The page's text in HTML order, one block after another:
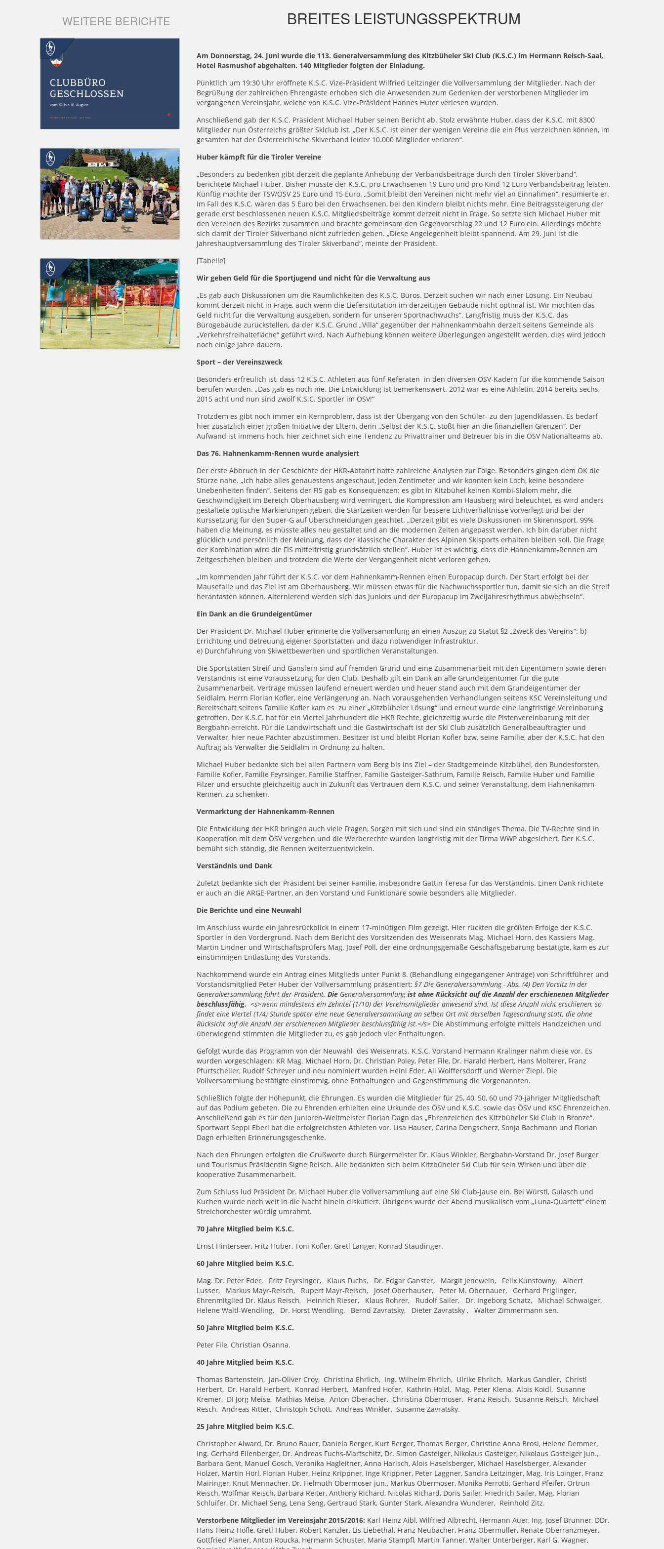
BREITES LEISTUNGSSPEKTRUM
Am Donnerstag, 24. Juni wurde die 113. Generalversammlung des Kitzbüheler Ski Club (K.S.C.) im Hermann Reisch-Saal,
Hotel Rasmushof abgehalten. 140 Mitglieder folgten der Einladung.
Pünktlich um 19:30 Uhr eröffnete K.S.C. Vize-Präsident Wilfried Leitzinger die Vollversammlung der Mitglieder. Nach der
Begrüßung der zahlreichen Ehrengäste erhoben sich die Anwesenden zum Gedenken der verstorbenen Mitglieder im
vergangenen Vereinsjahr, welche von K.S.C. Vize-Präsident Hannes Huter verlesen wurden.
Anschließend gab der K.S.C. Präsident Michael Huber seinen Bericht ab. Stolz erwähnte Huber, dass der K.S.C. mit 8300
Mitglieder nun Österreichs größter Skiclub ist. „Der K.S.C. ist einer der wenigen Vereine die ein Plus verzeichnen können, im
gesamten hat der Österreichische Skiverband leider 10.000 Mitglieder verloren“.
Huber kämpft für die Tiroler Vereine
„Besonders zu bedenken gibt derzeit die geplante Anhebung der Verbandsbeiträge durch den Tiroler Skiverband“,
berichtete Michael Huber. Bisher musste der K.S.C. pro Erwachsenen 19 Euro und pro Kind 12 Euro Verbandsbeitrag leisten.
Künftig möchte der TSV/ÖSV 25 Euro und 15 Euro. „Somit bleibt den Vereinen nicht mehr viel an Einnahmen“, resümierte er.
Im Fall des K.S.C. wären das 5 Euro bei den Erwachsenen, bei den Kindern bleibt nichts mehr. Eine Beitragssteigerung der
gerade erst beschlossenen neuen K.S.C. Mitgliedsbeiträge kommt derzeit nicht in Frage. So setzte sich Michael Huber mit
den Vereinen des Bezirks zusammen und brachte gemeinsam den Gegenvorschlag 22 und 12 Euro ein. Allerdings möchte
sich damit der Tiroler Skiverband nicht zufrieden geben. „Diese Angelegenheit bleibt spannend. Am 29. Juni ist die
Jahreshauptversammlung des Tiroler Skiverband“, meinte der Präsident.
[Tabelle]
Wir geben Geld für die Sportjugend und nicht für die Verwaltung aus
„Es gab auch Diskussionen um die Räumlichkeiten des K.S.C. Büros. Derzeit suchen wir nach einer Lösung. Ein Neubau
kommt derzeit nicht in Frage, auch wenn die Liefersitutation im derzeitigen Gebäude nicht optimal ist. Wir möchten das
Geld nicht für die Verwaltung ausgeben, sondern für unseren Sportnachwuchs“. Langfristig muss der K.S.C. das
Bürogebäude zurückstellen, da der K.S.C. Grund „Villa“ gegenüber der Hahnenkammbahn derzeit seitens Gemeinde als
„Verkehrsfreihaltefläche“ geführt wird. Nach Aufhebung können weitere Überlegungen angestellt werden, dies wird jedoch
noch einige Jahre dauern.
Sport – der Vereinszweck
Besonders erfreulich ist, dass 12 K.S.C. Athleten aus fünf Referaten in den diversen ÖSV-Kadern für die kommende Saison
berufen wurden. „Das gab es noch nie. Die Entwicklung ist bemerkenswert. 2012 war es eine Athletin, 2014 bereits sechs,
2015 acht und nun sind zwölf K.S.C. Sportler im ÖSV!“
Trotzdem es gibt noch immer ein Kernproblem, dass ist der Übergang von den Schüler- zu den Jugendklassen. Es bedarf
hier zusätzlich einer großen Initiative der Eltern, denn „Selbst der K.S.C. stößt hier an die finanziellen Grenzen“. Der
Aufwand ist immens hoch, hier zeichnet sich eine Tendenz zu Privattrainer und Betreuer bis in die ÖSV Nationalteams ab.
Das 76. Hahnenkamm-Rennen wurde analysiert
Der erste Abbruch in der Geschichte der HKR-Abfahrt hatte zahlreiche Analysen zur Folge. Besonders gingen dem OK die
Stürze nahe. „Ich habe alles genauestens angeschaut, jeden Zentimeter und wir konnten kein Loch, keine besondere
Unebenheiten finden“. Seitens der FIS gab es Konsequenzen: es gibt in Kitzbühel keinen Kombi-Slalom mehr, die
Geschwindigkeit im Bereich Oberhausberg wird verringert, die Kompression am Hausberg wird beleuchtet, es wird anders
gestaltete optische Markierungen geben, die Startzeiten werden für bessere Lichtverhältnisse vorverlegt und bei der
Kurssetzung für den Super-G auf Überschneidungen geachtet. „Derzeit gibt es viele Diskussionen im Skirennsport. 99%
haben die Meinung, es müsste alles neu gestaltet und an die modernen Zeiten angepasst werden. Ich bin darüber nicht
glücklich und persönlich der Meinung, dass der klassische Charakter des Alpinen Skisports erhalten bleiben soll. Die Frage
der Kombination wird die FIS mittelfristig grundsätzlich stellen“. Huber ist es wichtig, dass die Hahnenkamm-Rennen am
Zeitgeschehen bleiben und trotzdem die Werte der Vergangenheit nicht verloren gehen.
„Im kommenden Jahr führt der K.S.C. vor dem Hahnenkamm-Rennen einen Europacup durch. Der Start erfolgt bei der
Mausefalle und das Ziel ist am Oberhausberg. Wir müssen etwas für die Nachwuchssportler tun, damit sie sich an die Streif
herantasten können. Alternierend werden sich das Juniors und der Europacup im Zweijahresrhythmus abwechseln“.
Ein Dank an die Grundeigentümer
Der Präsident Dr. Michael Huber erinnerte die Vollversammlung an einen Auszug zu Statut §2 „Zweck des Vereins“: b)
Errichtung und Betreuung eigener Sportstätten und dazu notwendiger Infrastruktur.
e) Durchführung von Skiwettbewerben und sportlichen Veranstaltungen.
Die Sportstätten Streif und Ganslern sind auf fremden Grund und eine Zusammenarbeit mit den Eigentümern sowie deren
Verständnis ist eine Voraussetzung für den Club. Deshalb gilt ein Dank an alle Grundeigentümer für die gute
Zusammenarbeit. Verträge müssen laufend erneuert werden und heuer stand auch mit dem Grundeigentümer der
Seidlalm, Herrn Florian Kofler, eine Verlängerung an. Nach vorausgehenden Verhandlungen seitens KSC Vereinsleitung und
Bereitschaft seitens Familie Kofler kam es zu einer „Kitzbüheler Lösung“ und erneut wurde eine langfristige Vereinbarung
getroffen. Der K.S.C. hat für ein Viertel Jahrhundert die HKR Rechte, gleichzeitig wurde die Pistenvereinbarung mit der
Bergbahn erreicht. Für die Landwirtschaft und die Gastwirtschaft ist der Ski Club zusätzlich Generalbeauftragter und
Verwalter, hier neue Pächter abzustimmen. Besitzer ist und bleibt Florian Kofler bzw. seine Familie, aber der K.S.C. hat den
Auftrag als Verwalter die Seidlalm in Ordnung zu halten.
Michael Huber bedankte sich bei allen Partnern vom Berg bis ins Ziel – der Stadtgemeinde Kitzbühel, den Bundesforsten,
Familie Kofler, Familie Feyrsinger, Familie Staffner, Familie Gasteiger-Sathrum, Familie Reisch, Familie Huber und Familie
Filzer und ersuchte gleichzeitig auch in Zukunft das Vertrauen dem K.S.C. und seiner Veranstaltung, dem Hahnenkamm-
Rennen, zu schenken.
Vermarktung der Hahnenkamm-Rennen
Die Entwicklung der HKR bringen auch viele Fragen, Sorgen mit sich und sind ein ständiges Thema. Die TV-Rechte sind in
Kooperation mit dem ÖSV vergeben und die Werberechte wurden langfristig mit der Firma WWP abgesichert. Der K.S.C.
bemüht sich ständig, die Rennen weiterzuentwickeln.
Verständnis und Dank
Zuletzt bedankte sich der Präsident bei seiner Familie, insbesondre Gattin Teresa für das Verständnis. Einen Dank richtete
er auch an die ARGE-Partner, an den Vorstand und Funktionäre sowie besonders alle Mitglieder.
Die Berichte und eine Neuwahl
Im Anschluss wurde ein Jahresrückblick in einem 17-minütigen Film gezeigt. Hier rückten die größten Erfolge der K.S.C.
Sportler in den Vordergrund. Nach dem Bericht des Vorsitzenden des Weisenrats Mag. Michael Horn, des Kassiers Mag.
Martin Lindner und Wirtschaftsprüfers Mag. Josef Pöll, der eine ordnungsgemäße Geschäftsgebarung bestätigte, kam es zur
einstimmigen Entlastung des Vorstands.
Nachkommend wurde ein Antrag eines Mitglieds unter Punkt 8. (Behandlung eingegangener Anträge) von Schriftführer und
Vorstandsmitglied Peter Huber der Vollversammlung präsentiert:§7 Die Generalversammlung - Abs. (4) Den Vorsitz in der
Generalversammlung führt der Präsident.Die Generalversammlungist ohne Rücksicht auf die Anzahl der erschienenen Mitglieder
beschlussfähig. <s>wenn mindestens ein Zehntel (1/10) der Vereinsmitglieder anwesend sind. Ist diese Anzahl nicht erschienen, so
findet eine Viertel (1/4) Stunde später eine neue Generalversammlung an selben Ort mit derselben Tagesordnung statt, die ohne
Rücksicht auf die Anzahl der erschienenen Mitglieder beschlussfähig ist.</s> Die Abstimmung erfolgte mittels Handzeichen und
überwiegend stimmten die Mitglieder zu, es gab jedoch vier Enthaltungen.
Gefolgt wurde das Programm von der Neuwahl des Weisenrats. K.S.C. Vorstand Hermann Kralinger nahm diese vor. Es
wurden vorgeschlagen: KR Mag. Michael Horn, Dr. Christian Poley, Peter File, Dr. Harald Herbert, Hans Molterer, Franz
Pfurtscheller, Rudolf Schreyer und neu nominiert wurden Heini Eder, Ali Wolffersdorff und Werner Ziepl. Die
Vollversammlung bestätigte einstimmig, ohne Enthaltungen und Gegenstimmung die Vorgenannten.
Schließlich folgte der Höhepunkt, die Ehrungen. Es wurden die Mitglieder für 25, 40, 50, 60 und 70-jähriger Mitgliedschaft
auf das Podium gebeten. Die zu Ehrenden erhielten eine Urkunde des ÖSV und K.S.C. sowie das ÖSV und KSC Ehrenzeichen.
Anschließend gab es für den Junioren-Weltmeister Florian Dagn das „Ehrenzeichen des Kitzbüheler Ski Club in Bronze“.
Sportwart Seppi Eberl bat die erfolgreichsten Athleten vor. Lisa Hauser, Carina Dengscherz, Sonja Bachmann und Florian
Dagn erhielten Erinnerungsgeschenke.
Nach den Ehrungen erfolgten die Grußworte durch Bürgermeister Dr. Klaus Winkler, Bergbahn-Vorstand Dr. Josef Burger
und Tourismus Präsidentin Signe Reisch. Alle bedankten sich beim Kitzbüheler Ski Club für sein Wirken und über die
kooperative Zusammenarbeit.
Zum Schluss lud Präsident Dr. Michael Huber die Vollversammlung auf eine Ski Club-Jause ein. Bei Würstl, Gulasch und
Kuchen wurde noch weit in die Nacht hinein diskutiert. Übrigens wurde der Abend musikalisch vom „Luna-Quartett“ einem
Streichorchester würdig umrahmt.
70 Jahre Mitglied beim K.S.C.
Ernst Hinterseer, Fritz Huber, Toni Kofler, Gretl Langer, Konrad Staudinger.
60 Jahre Mitglied beim K.S.C.
Mag. Dr. Peter Eder, Fritz Feyrsinger, Klaus Fuchs, Dr. Edgar Ganster, Margit Jenewein, Felix Kunstowny, Albert
Lusser, Markus Mayr-Reisch, Rupert Mayr-Reisch, Josef Oberhauser, Peter M. Obernauer, Gerhard Priglinger,
Ehrenmitglied Dr. Klaus Reisch, Heinrich Rieser, Klaus Rohrer, Rudolf Sailer, Dr. Ingeborg Schatz, Michael Schwaiger,
Helene Waltl-Wendling, Dr. Horst Wendling, Bernd Zavratsky, Dieter Zavratsky , Walter Zimmermann sen.
50 Jahre Mitglied beim K.S.C.
Peter File, Christian Osanna.
40 Jahre Mitglied beim K.S.C.
Thomas Bartenstein, Jan-Oliver Croy, Christina Ehrlich, Ing. Wilhelm Ehrlich, Ulrike Ehrlich, Markus Gandler, Christl
Herbert, Dr. Harald Herbert, Konrad Herbert, Manfred Hofer, Kathrin Hölzl, Mag. Peter Klena, Alois Koidl, Susanne
Kremer, DI Jörg Meise, Mathias Meise, Anton Oberacher, Christina Obermoser, Franz Reisch, Susanne Reisch, Michael
Resch, Andreas Ritter, Christoph Schott, Andreas Winkler, Susanne Zavratsky.
25 Jahre Mitglied beim K.S.C.
Christopher Alward, Dr. Bruno Bauer, Daniela Berger, Kurt Berger, Thomas Berger, Christine Anna Brosi, Helene Demmer,
Ing. Gerhard Eilenberger, Dr. Andreas Fuchs-Martschitz, Dr. Simon Gasteiger, Nikolaus Gasteiger, Nikolaus Gasteiger jun.,
Barbara Gent, Manuel Gosch, Veronika Hagleitner, Anna Harisch, Alois Haselsberger, Michael Haselsberger, Alexander
Holzer, Martin Hörl, Florian Huber, Heinz Krippner, Inge Krippner, Peter Laggner, Sandra Leitzinger, Mag. Iris Loinger, Franz
Mairinger, Knut Mennacher, Dr. Helmuth Obermoser jun., Markus Obermoser, Monika Perrotti, Gerhard Pfeifer, Ortrun
Reisch, Wolfmar Reisch, Barbara Reiter, Anthony Richard, Nicolas Richard, Doris Sailer, Friedrich Sailer, Mag. Florian
Schluifer, Dr. Michael Seng, Lena Seng, Gertraud Stark, Günter Stark, Alexandra Wunderer, Reinhold Zitz.
Verstorbene Mitglieder im Vereinsjahr 2015/2016: Karl Heinz Aibl, Wilfried Albrecht, Hermann Auer, Ing. Josef Brunner, DDr.
Hans-Heinz Höfle, Gretl Huber, Robert Kanzler, Lis Liebethal, Franz Neubacher, Franz Obermüller, Renate Oberranzmeyer,
Gottfried Planer, Anton Roucka, Hermann Schuster, Maria Stampfl, Martin Tanner, Walter Unterberger, Karl G. Wagner,
WEITERE BERICHTE